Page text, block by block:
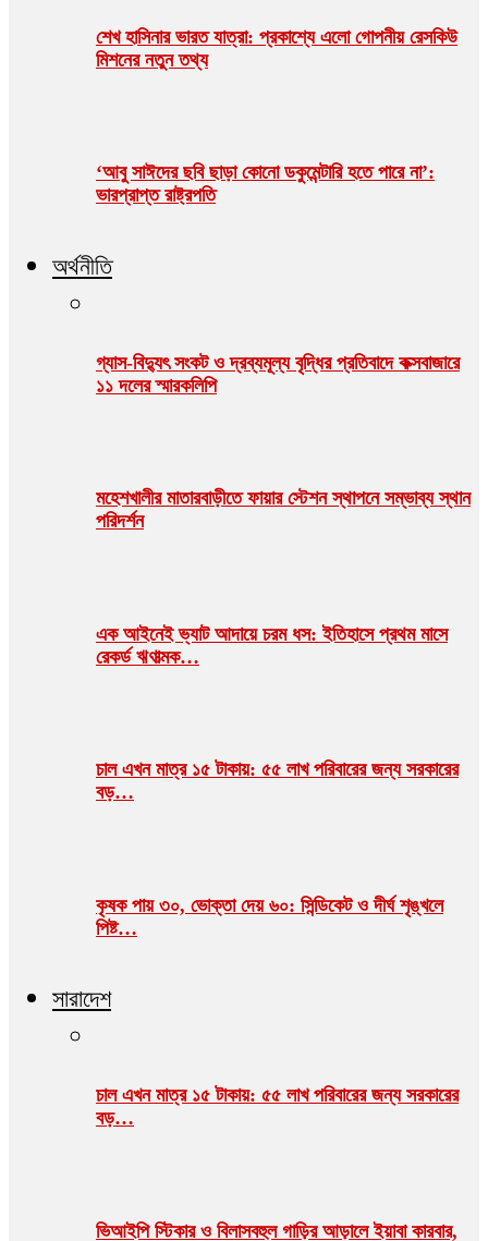
শেখ হাসিনার ভারত যাত্রা: প্রকাশ্যে এলো গোপনীয় রেসকিউ
মিশনের নতুন তথ্য
‘আবু সাঈদের ছবি ছাড়া কোনো ডকুমেন্টারি হতে পারে না’:
ভারপ্রাপ্ত রাষ্ট্রপতি
অর্থনীতি
গ্যাস-বিদ্যুৎ সংকট ও দ্রব্যমূল্য বৃদ্ধির প্রতিবাদে কক্সবাজারে
১১ দলের স্মারকলিপি
মহেশখালীর মাতারবাড়ীতে ফায়ার স্টেশন স্থাপনে সম্ভাব্য স্থান
পরিদর্শন
এক আইনেই ভ্যাট আদায়ে চরম ধস: ইতিহাসে প্রথম মাসে
রেকর্ড ঋণাত্মক…
চাল এখন মাত্র ১৫ টাকায়: ৫৫ লাখ পরিবারের জন্য সরকারের
বড়…
কৃষক পায় ৩০, ভোক্তা দেয় ৬০: সিন্ডিকেট ও দীর্ঘ শৃঙ্খলে
পিষ্ট…
সারাদেশ
চাল এখন মাত্র ১৫ টাকায়: ৫৫ লাখ পরিবারের জন্য সরকারের
বড়…
ভিআইপি স্টিকার ও বিলাসবহুল গাড়ির আড়ালে ইয়াবা কারবার,